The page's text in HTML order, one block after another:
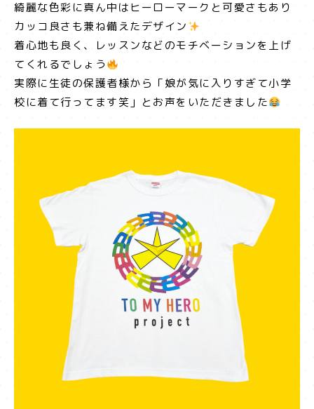
綺麗な色彩に真ん中はヒーローマークと可愛さもあり
カッコ良さも兼ね備えたデザイン
着心地も良く、レッスンなどのモチベーションを上げ
てくれるでしょう
実際に生徒の保護者様から「娘が気に入りすぎて小学
校に着て行ってます笑」とお声をいただきました